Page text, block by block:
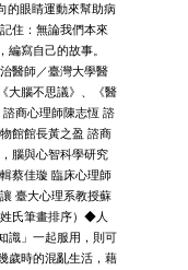
的眼睛運動來幫助病
住：無論我們本來
編寫自己的故事。
醫師／臺灣大學醫
大腦不思議》、《醫
商心理師陳志恆 諮
館館長黃之盈 諮商
腦與心智科學研究
蔡佳璇 臨床心理師
臺大心理系教授蘇
氏筆畫排序）◆人
識」一起服用，則可
歲時的混亂生活，藉